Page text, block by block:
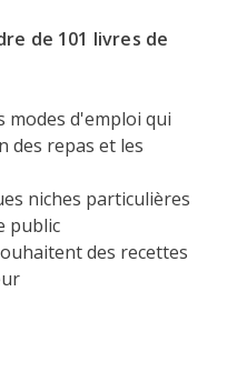
de 101 livres de
modes d'emploi qui
des repas et les
niches particulières
public
des recettes